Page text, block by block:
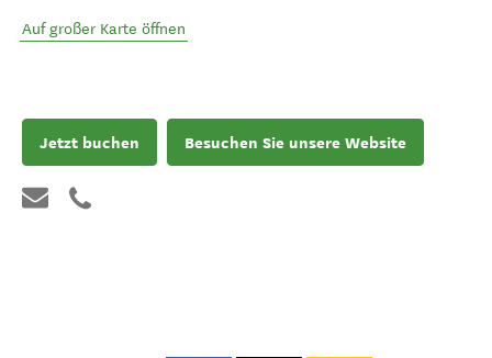
Auf großer Karte öffnen
Jetzt buchen Besuchen Sie unsere Website